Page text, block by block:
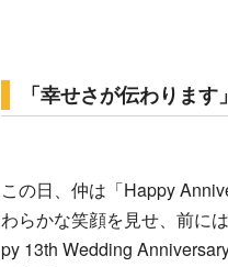
「幸せさが伝わりま
この日、仲は「Happy
わらかな笑顔を見せ、前に
py 13th Wedding